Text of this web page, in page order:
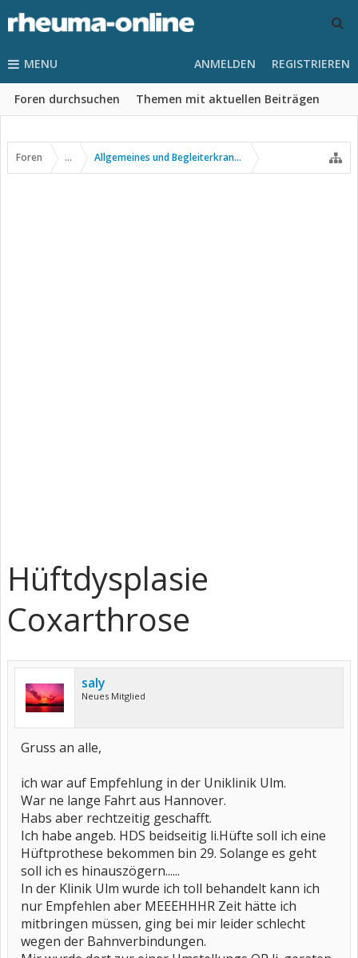
MENU
Foren durchsuchen Themen mit aktuellen Beiträgen
ANMELDEN REGISTRIEREN
Foren ... Allgemeines und Begleiterkrankungen
Hüftdysplasie
Coxarthrose
saly
Neues Mitglied
Gruss an alle,
ich war auf Empfehlung in der Uniklinik Ulm.
War ne lange Fahrt aus Hannover.
Habs aber rechtzeitig geschafft.
Ich habe angeb. HDS beidseitig li.Hüfte soll ich eine
Hüftprothese bekommen bin 29. Solange es geht
soll ich es hinauszögern......
In der Klinik Ulm wurde ich toll behandelt kann ich
nur Empfehlen aber MEEEHHHR Zeit hätte ich
mitbringen müssen, ging bei mir leider schlecht
wegen der Bahnverbindungen.